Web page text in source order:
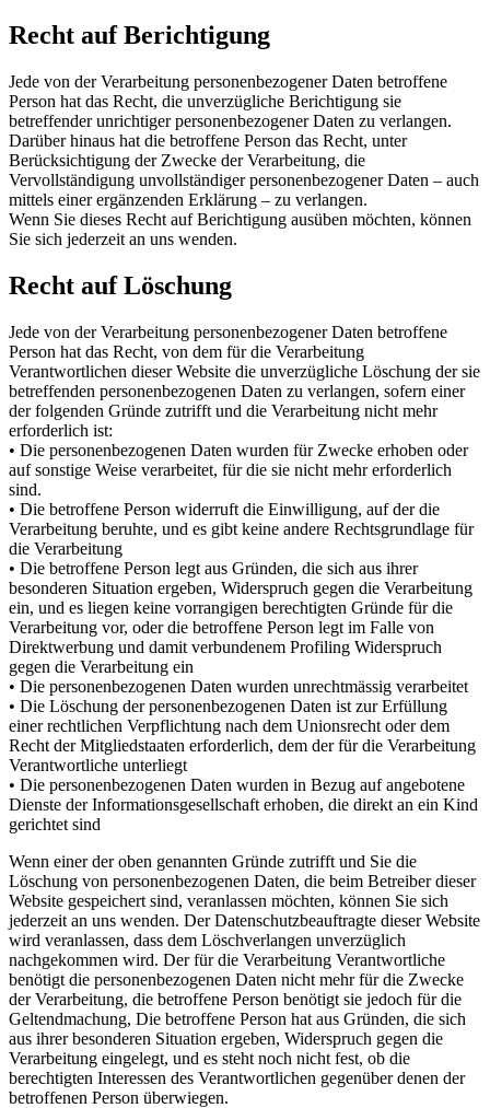
Recht auf Berichtigung
Jede von der Verarbeitung personenbezogener Daten betroffene
Person hat das Recht, die unverzügliche Berichtigung sie
betreffender unrichtiger personenbezogener Daten zu verlangen.
Darüber hinaus hat die betroffene Person das Recht, unter
Berücksichtigung der Zwecke der Verarbeitung, die
Vervollständigung unvollständiger personenbezogener Daten – auch
mittels einer ergänzenden Erklärung – zu verlangen.
Wenn Sie dieses Recht auf Berichtigung ausüben möchten, können
Sie sich jederzeit an uns wenden.
Recht auf Löschung
Jede von der Verarbeitung personenbezogener Daten betroffene
Person hat das Recht, von dem für die Verarbeitung
Verantwortlichen dieser Website die unverzügliche Löschung der sie
betreffenden personenbezogenen Daten zu verlangen, sofern einer
der folgenden Gründe zutrifft und die Verarbeitung nicht mehr
erforderlich ist:
• Die personenbezogenen Daten wurden für Zwecke erhoben oder
auf sonstige Weise verarbeitet, für die sie nicht mehr erforderlich
sind.
• Die betroffene Person widerruft die Einwilligung, auf der die
Verarbeitung beruhte, und es gibt keine andere Rechtsgrundlage für
die Verarbeitung
• Die betroffene Person legt aus Gründen, die sich aus ihrer
besonderen Situation ergeben, Widerspruch gegen die Verarbeitung
ein, und es liegen keine vorrangigen berechtigten Gründe für die
Verarbeitung vor, oder die betroffene Person legt im Falle von
Direktwerbung und damit verbundenem Profiling Widerspruch
gegen die Verarbeitung ein
• Die personenbezogenen Daten wurden unrechtmässig verarbeitet
• Die Löschung der personenbezogenen Daten ist zur Erfüllung
einer rechtlichen Verpflichtung nach dem Unionsrecht oder dem
Recht der Mitgliedstaaten erforderlich, dem der für die Verarbeitung
Verantwortliche unterliegt
• Die personenbezogenen Daten wurden in Bezug auf angebotene
Dienste der Informationsgesellschaft erhoben, die direkt an ein Kind
gerichtet sind
Wenn einer der oben genannten Gründe zutrifft und Sie die
Löschung von personenbezogenen Daten, die beim Betreiber dieser
Website gespeichert sind, veranlassen möchten, können Sie sich
jederzeit an uns wenden. Der Datenschutzbeauftragte dieser Website
wird veranlassen, dass dem Löschverlangen unverzüglich
nachgekommen wird. Der für die Verarbeitung Verantwortliche
benötigt die personenbezogenen Daten nicht mehr für die Zwecke
der Verarbeitung, die betroffene Person benötigt sie jedoch für die
Geltendmachung, Die betroffene Person hat aus Gründen, die sich
aus ihrer besonderen Situation ergeben, Widerspruch gegen die
Verarbeitung eingelegt, und es steht noch nicht fest, ob die
berechtigten Interessen des Verantwortlichen gegenüber denen der
betroffenen Person überwiegen.